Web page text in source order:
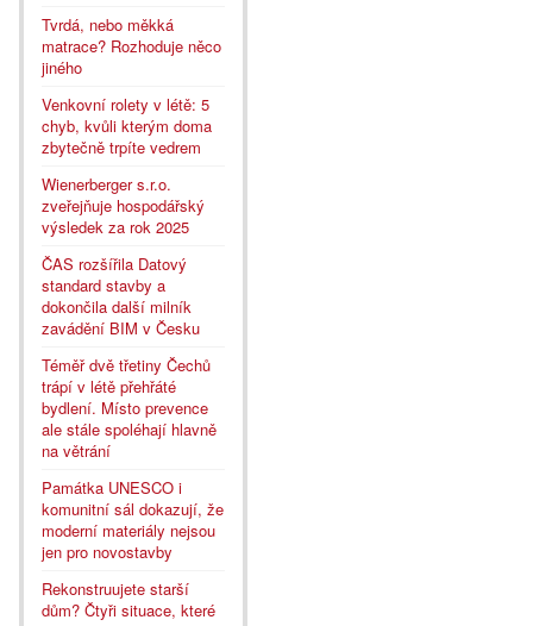
Tvrdá, nebo měkká
matrace? Rozhoduje něco
jiného
Venkovní rolety v létě: 5
chyb, kvůli kterým doma
zbytečně trpíte vedrem
Wienerberger s.r.o.
zveřejňuje hospodářský
výsledek za rok 2025
ČAS rozšířila Datový
standard stavby a
dokončila další milník
zavádění BIM v Česku
Téměř dvě třetiny Čechů
trápí v létě přehřáté
bydlení. Místo prevence
ale stále spoléhají hlavně
na větrání
Památka UNESCO i
komunitní sál dokazují, že
moderní materiály nejsou
jen pro novostavby
Rekonstruujete starší
dům? Čtyři situace, které